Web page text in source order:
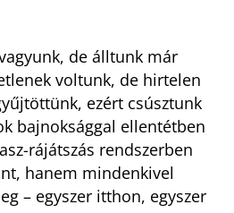
de álltunk már
voltunk, de hirtelen
ezért csúsztunk
bajnoksággal ellentétben
rájátszás rendszerben
hanem mindenkivel
– egyszer itthon, egyszer